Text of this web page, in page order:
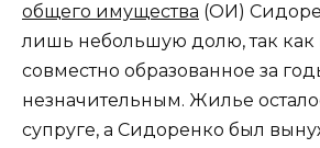
общего имущества (ОИ)
лишь небольшую долю, так как
совместно образованное за
незначительным. Жилье
супруге, а Сидоренко был